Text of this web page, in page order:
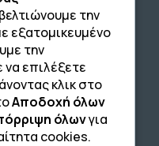
την
εξατομικευμένο
την
επιλέξετε
κλικ στο
Αποδοχή όλων
όλωνγια
cookies.